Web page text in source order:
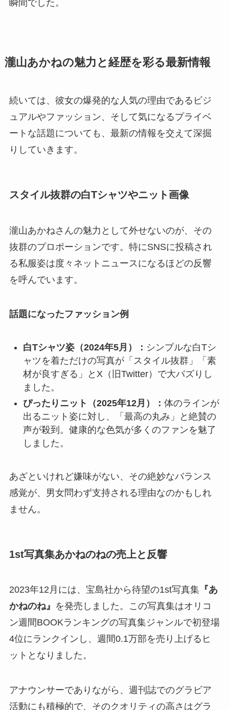
瞬間でした。
瀧山あかねの魅力と経歴を彩る最新情報
続いては、彼女の爆発的な人気の理由であるビジ
ュアルやファッション、そして気になるプライベ
ートな話題についても、最新の情報を交えて深掘
りしていきます。
スタイル抜群の白Tシャツやニット画像
瀧山あかねさんの魅力として外せないのが、その
抜群のプロポーションです。特にSNSに投稿され
る私服姿は度々ネットニュースになるほどの反響
を呼んでいます。
話題になったファッション例
白Tシャツ姿（2024年5月）： シンプルな白Tシ
ャツを着ただけの写真が「スタイル抜群」「素
材が良すぎる」とX（旧Twitter）で大バズりし
ました。
ぴったりニット（2025年12月）： 体のラインが
出るニット姿に対し、「最高の丸み」と絶賛の
声が殺到。健康的な色気が多くのファンを魅了
しました。
あざといけれど嫌味がない、その絶妙なバランス
感覚が、男女問わず支持される理由なのかもしれ
ません。
1st写真集あかねのねの売上と反響
2023年12月には、宝島社から待望の1st写真集『あ
かねのね』 を発売しました。この写真集はオリコ
ン週間BOOKランキングの写真集ジャンルで初登場
4位にランクインし、週間0.1万部を売り上げるヒ
ットとなりました。
アナウンサーでありながら、週刊誌でのグラビア
活動にも積極的で、そのクオリティの高さはグラ